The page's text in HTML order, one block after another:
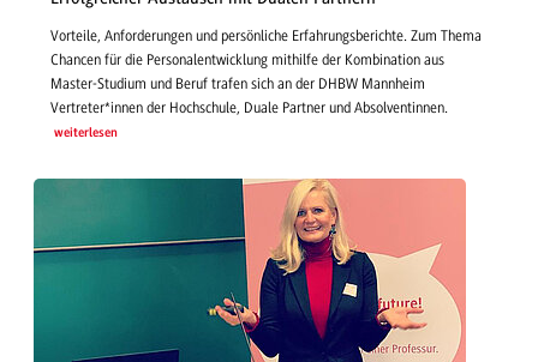
Vorteile, Anforderungen und persönliche Erfahrungsberichte. Zum Thema
Chancen für die Personalentwicklung mithilfe der Kombination aus
Master-Studium und Beruf trafen sich an der DHBW Mannheim
Vertreter*innen der Hochschule, Duale Partner und Absolventinnen.
weiterlesen